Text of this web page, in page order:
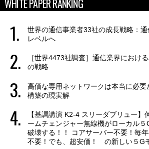
WHITE PAPER RANKING
世界の通信事業者33社の成長戦略：
レベルへ
［世界4473社調査］通信業界におけ
の戦略
高価な専用ネットワークは本当に必要
構築の現実解
【基調講演 K2-4 スリーダブリュー】
ームチェンジャー無線機がローカル
破壊する！！ コアサーバー不要！毎
不要！でも、超安価！ の新しい５G